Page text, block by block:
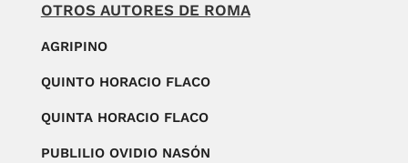
OTROS AUTORES DE ROMA
AGRIPINO
QUINTO HORACIO FLACO
QUINTA HORACIO FLACO
PUBLILIO OVIDIO NASÓN